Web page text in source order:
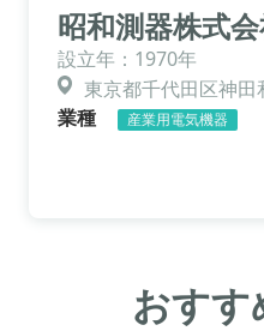
昭和測器株式
設立年：1970年
東京都千代田区神田
業種
産業用電気機器
おすす